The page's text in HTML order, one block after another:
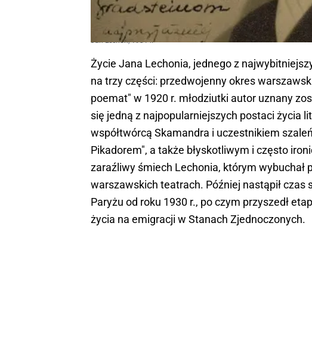
Jan Lechoń, 1931 r.
Życie Jana Lechonia, jednego z
na trzy części: przedwojenny okres
poemat" w 1920 r. młodziutki autor uznany
się jedną z najpopularniejszych postaci życia
współtwórcą Skamandra i uczestnikiem
Pikadorem", a także błyskotliwym i często
zaraźliwy śmiech Lechonia, którym wybuchał
warszawskich teatrach. Później nastąpił czas
Paryżu od roku 1930 r., po czym przyszedł
życia na emigracji w Stanach Zjednoczonych.